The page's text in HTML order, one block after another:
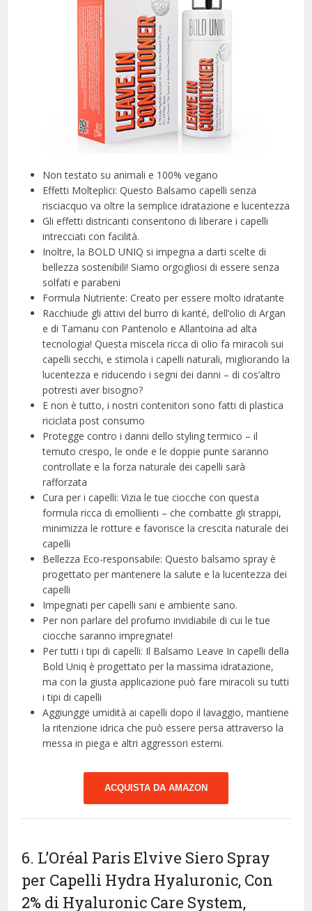
Non testato su animali e 100% vegano
Effetti Molteplici: Questo Balsamo capelli senza
risciacquo va oltre la semplice idratazione e lucentezza
Gli effetti districanti consentono di liberare i capelli
intrecciati con facilità.
Inoltre, la BOLD UNIQ si impegna a darti scelte di
bellezza sostenibili! Siamo orgogliosi di essere senza
solfati e parabeni
Formula Nutriente: Creato per essere molto idratante
Racchiude gli attivi del burro di karité, dell’olio di Argan
e di Tamanu con Pantenolo e Allantoina ad alta
tecnologia! Questa miscela ricca di olio fa miracoli sui
capelli secchi, e stimola i capelli naturali, migliorando la
lucentezza e riducendo i segni dei danni – di cos’altro
potresti aver bisogno?
E non è tutto, i nostri contenitori sono fatti di plastica
riciclata post consumo
Protegge contro i danni dello styling termico – il
temuto crespo, le onde e le doppie punte saranno
controllate e la forza naturale dei capelli sarà
rafforzata
Cura per i capelli: Vizia le tue ciocche con questa
formula ricca di emollienti – che combatte gli strappi,
minimizza le rotture e favorisce la crescita naturale dei
capelli
Bellezza Eco-responsabile: Questo balsamo spray è
progettato per mantenere la salute e la lucentezza dei
capelli
Impegnati per capelli sani e ambiente sano.
Per non parlare del profumo invidiabile di cui le tue
ciocche saranno impregnate!
Per tutti i tipi di capelli: Il Balsamo Leave In capelli della
Bold Uniq è progettato per la massima idratazione,
ma con la giusta applicazione può fare miracoli su tutti
i tipi di capelli
Aggiungge umidità ai capelli dopo il lavaggio, mantiene
la ritenzione idrica che può essere persa attraverso la
messa in piega e altri aggressori esterni.
ACQUISTA DA AMAZON
6. L’Oréal Paris Elvive Siero Spray
per Capelli Hydra Hyaluronic, Con
2% di Hyaluronic Care System,